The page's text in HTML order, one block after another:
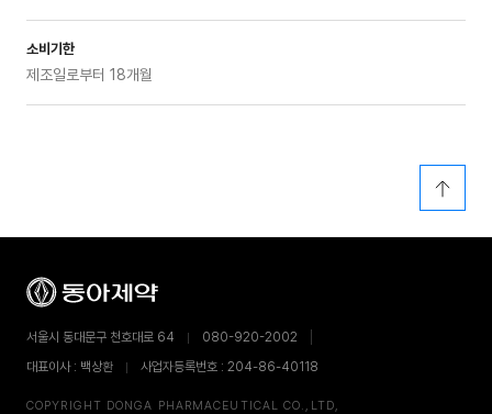
소비기한
제조일로부터 18개월
서울시 동대문구 천호대로 64
080-920-2002
대표이사 : 백상환
사업자등록번호 : 204-86-40118
COPYRIGHT DONGA PHARMACEUTICAL CO.,LTD,